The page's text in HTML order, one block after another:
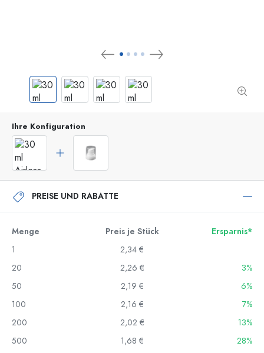
Ihre Konfiguration
PREISE UND RABATTE
Menge Preis je Stück
Ersparnis*
1
2,34 €
20
2,26 €
3%
50
2,19 €
6%
100
2,16 €
7%
200
2,02 €
13%
500
1,68 €
28%